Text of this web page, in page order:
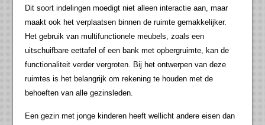
Dit soort indelingen moedigt niet alleen interactie aan, maar
maakt ook het verplaatsen binnen de ruimte gemakkelijker.
Het gebruik van multifunctionele meubels, zoals een
uitschuifbare eettafel of een bank met opbergruimte, kan de
functionaliteit verder vergroten. Bij het ontwerpen van deze
ruimtes is het belangrijk om rekening te houden met de
behoeften van alle gezinsleden.
Een gezin met jonge kinderen heeft wellicht andere eisen dan